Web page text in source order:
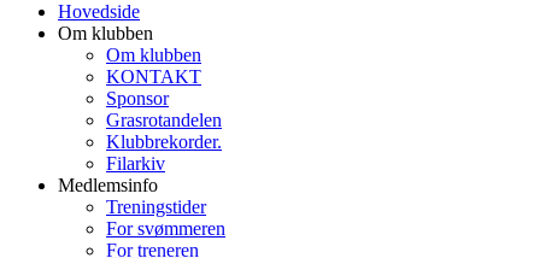
Hovedside
Om klubben
Om klubben
KONTAKT
Sponsor
Grasrotandelen
Klubbrekorder.
Filarkiv
Medlemsinfo
Treningstider
For svømmeren
For treneren